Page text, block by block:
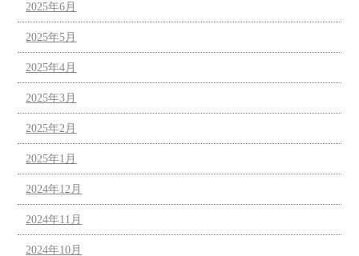
2025年6月
2025年5月
2025年4月
2025年3月
2025年2月
2025年1月
2024年12月
2024年11月
2024年10月